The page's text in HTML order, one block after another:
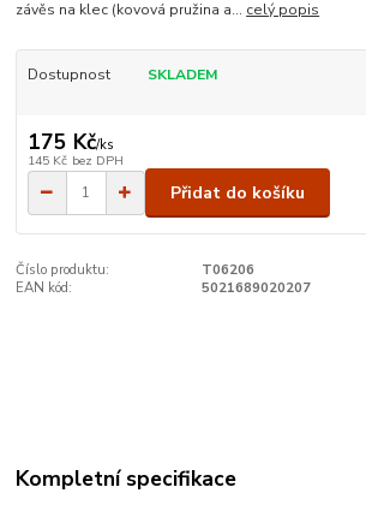
závěs na klec (kovová pružina a... celý popis
Dostupnost SKLADEM
175 Kč/ks
145 Kč bez DPH
Přidat do košíku
Číslo produktu:
T06206
EAN kód:
5021689020207
Kompletní specifikace